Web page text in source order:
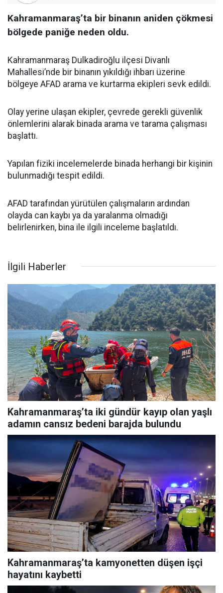
Kahramanmaraş’ta bir binanın aniden çökmesi
bölgede paniğe neden oldu.
Kahramanmaraş Dulkadiroğlu ilçesi Divanlı
Mahallesi’nde bir binanın yıkıldığı ihbarı üzerine
bölgeye AFAD arama ve kurtarma ekipleri sevk edildi.
Olay yerine ulaşan ekipler, çevrede gerekli güvenlik
önlemlerini alarak binada arama ve tarama çalışması
başlattı.
Yapılan fiziki incelemelerde binada herhangi bir kişinin
bulunmadığı tespit edildi.
AFAD tarafından yürütülen çalışmaların ardından
olayda can kaybı ya da yaralanma olmadığı
belirlenirken, bina ile ilgili inceleme başlatıldı.
İlgili Haberler
Kahramanmaraş’ta iki gündür kayıp olan yaşlı
adamın cansız bedeni barajda bulundu
Kahramanmaraş’ta kamyonetten düşen işçi
hayatını kaybetti